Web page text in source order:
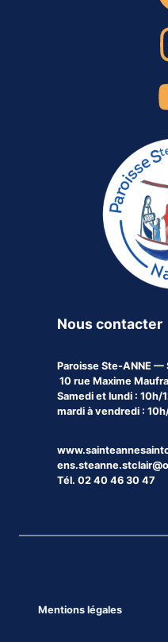
Nous contacter
Paroisse Ste-ANNE —
10 rue Maxime
Samedi et lundi : 10h/
mardi à vendredi :
Tél. 02 40 46 30 47
Mentions légales